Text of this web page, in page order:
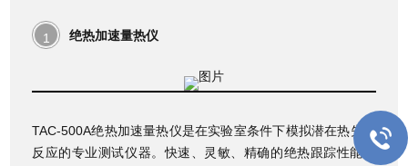
1 绝热加速量热仪
TAC-500A绝热加速量热仪是在实验室条件下模拟潜在热失控
反应的专业测试仪器。快速、灵敏、精确的绝热跟踪性能确